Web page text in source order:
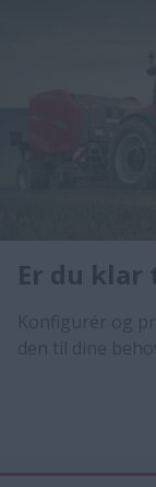
Er du klar